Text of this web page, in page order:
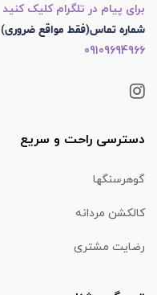
برای پیام در تلگرام کلیک کنید
شماره تماس(فقط مواقع ضروری)
09109694966
دسترسی راحت و سریع
گوهرسنگها
کالکشن مردانه
رضایت مشتری